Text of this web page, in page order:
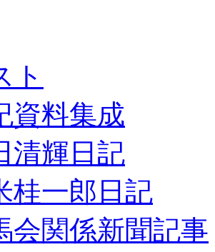
ト
資料集成
清輝日記
桂一郎日記
会関係新聞記事